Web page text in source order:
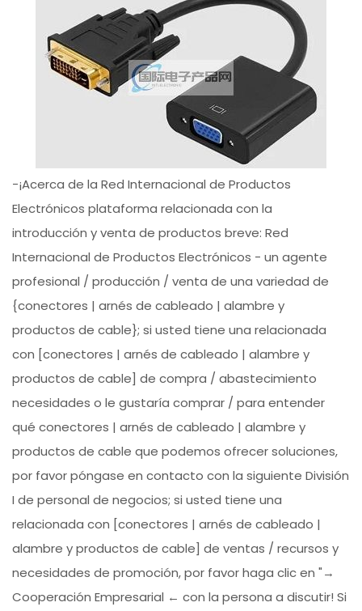
-¡Acerca de la Red Internacional de Productos
Electrónicos plataforma relacionada con la
introducción y venta de productos breve: Red
Internacional de Productos Electrónicos - un agente
profesional / producción / venta de una variedad de
{conectores | arnés de cableado | alambre y
productos de cable}; si usted tiene una relacionada
con [conectores | arnés de cableado | alambre y
productos de cable] de compra / abastecimiento
necesidades o le gustaría comprar / para entender
qué conectores | arnés de cableado | alambre y
productos de cable que podemos ofrecer soluciones,
por favor póngase en contacto con la siguiente División
I de personal de negocios; si usted tiene una
relacionada con [conectores | arnés de cableado |
alambre y productos de cable] de ventas / recursos y
necesidades de promoción, por favor haga clic en "→
Cooperación Empresarial ← con la persona a discutir! Si